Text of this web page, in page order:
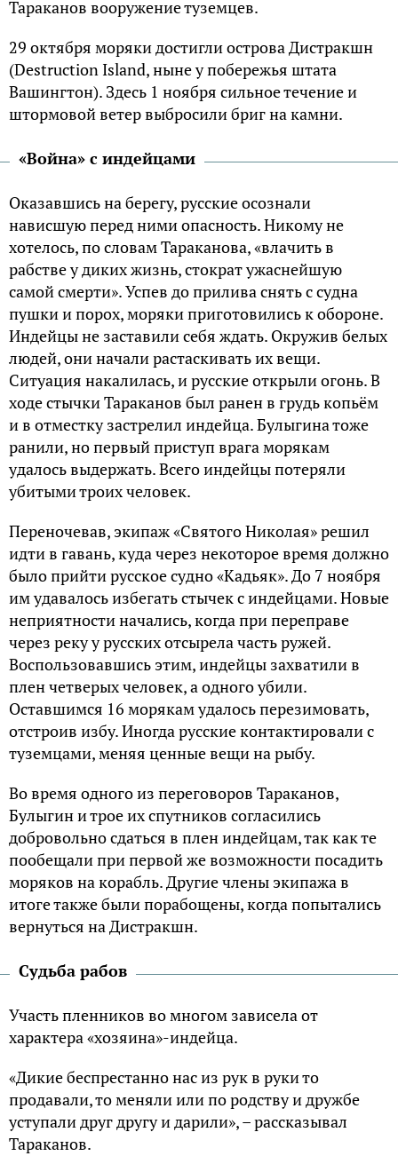
Тараканов вооружение туземцев.
29 октября моряки достигли острова Дистракшн
(Destruction Island, ныне у побережья штата
Вашингтон). Здесь 1 ноября сильное течение и
штормовой ветер выбросили бриг на камни.
«Война» с индейцами
Оказавшись на берегу, русские осознали
нависшую перед ними опасность. Никому не
хотелось, по словам Тараканова, «влачить в
рабстве у диких жизнь, стократ ужаснейшую
самой смерти». Успев до прилива снять с судна
пушки и порох, моряки приготовились к обороне.
Индейцы не заставили себя ждать. Окружив белых
людей, они начали растаскивать их вещи.
Ситуация накалилась, и русские открыли огонь. В
ходе стычки Тараканов был ранен в грудь копьём
и в отместку застрелил индейца. Булыгина тоже
ранили, но первый приступ врага морякам
удалось выдержать. Всего индейцы потеряли
убитыми троих человек.
Переночевав, экипаж «Святого Николая» решил
идти в гавань, куда через некоторое время должно
было прийти русское судно «Кадьяк». До 7 ноября
им удавалось избегать стычек с индейцами. Новые
неприятности начались, когда при переправе
через реку у русских отсырела часть ружей.
Воспользовавшись этим, индейцы захватили в
плен четверых человек, а одного убили.
Оставшимся 16 морякам удалось перезимовать,
отстроив избу. Иногда русские контактировали с
туземцами, меняя ценные вещи на рыбу.
Во время одного из переговоров Тараканов,
Булыгин и трое их спутников согласились
добровольно сдаться в плен индейцам, так как те
пообещали при первой же возможности посадить
моряков на корабль. Другие члены экипажа в
итоге также были порабощены, когда попытались
вернуться на Дистракшн.
Судьба рабов
Участь пленников во многом зависела от
характера «хозяина»-индейца.
«Дикие беспрестанно нас из рук в руки то
продавали, то меняли или по родству и дружбе
уступали друг другу и дарили», – рассказывал
Тараканов.